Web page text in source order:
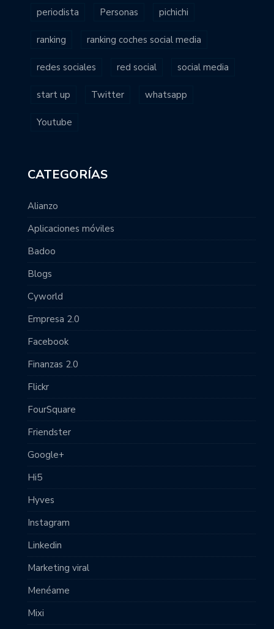
periodista Personas pichichi
ranking ranking coches social media
redes sociales red social social media
start up Twitter whatsapp
Youtube
CATEGORÍAS
Alianzo
Aplicaciones móviles
Badoo
Blogs
Cyworld
Empresa 2.0
Facebook
Finanzas 2.0
Flickr
FourSquare
Friendster
Google+
Hi5
Hyves
Instagram
Linkedin
Marketing viral
Menéame
Mixi